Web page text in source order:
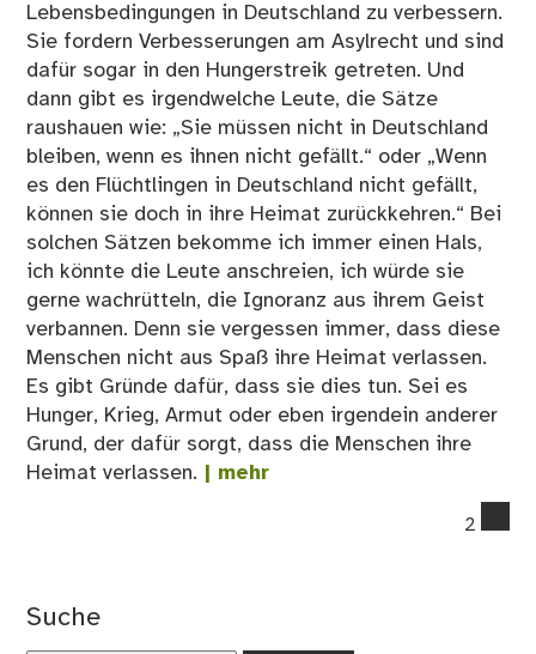
Lebensbedingungen in Deutschland zu verbessern.
Sie fordern Verbesserungen am Asylrecht und sind
dafür sogar in den Hungerstreik getreten. Und
dann gibt es irgendwelche Leute, die Sätze
raushauen wie: „Sie müssen nicht in Deutschland
bleiben, wenn es ihnen nicht gefällt.“ oder „Wenn
es den Flüchtlingen in Deutschland nicht gefällt,
können sie doch in ihre Heimat zurückkehren.“ Bei
solchen Sätzen bekomme ich immer einen Hals,
ich könnte die Leute anschreien, ich würde sie
gerne wachrütteln, die Ignoranz aus ihrem Geist
verbannen. Denn sie vergessen immer, dass diese
Menschen nicht aus Spaß ihre Heimat verlassen.
Es gibt Gründe dafür, dass sie dies tun. Sei es
Hunger, Krieg, Armut oder eben irgendein anderer
Grund, der dafür sorgt, dass die Menschen ihre
Heimat verlassen. | mehr
2
Suche